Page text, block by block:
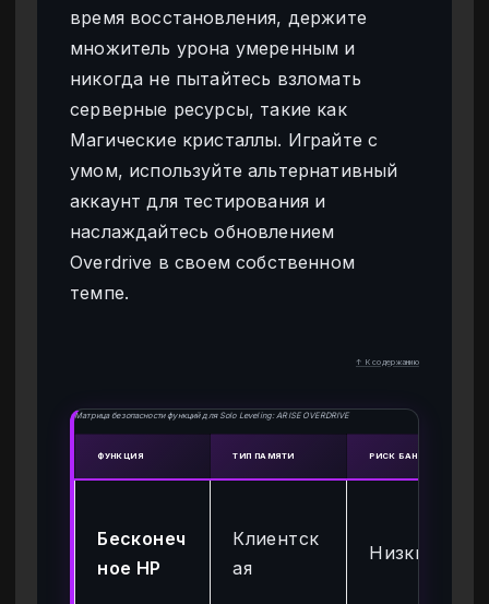
время восстановления, держите
множитель урона умеренным и
никогда не пытайтесь взломать
серверные ресурсы, такие как
Магические кристаллы. Играйте с
умом, используйте альтернативный
аккаунт для тестирования и
наслаждайтесь обновлением
Overdrive в своем собственном
темпе.
↑ К содержанию
Матрица безопасности функций для Solo Leveling: ARISE OVERDRIVE
ФУНКЦИЯ ТИП ПАМЯТИ РИСК БАНА
Бесконеч
ное HP
Клиентск
ая
Низкий